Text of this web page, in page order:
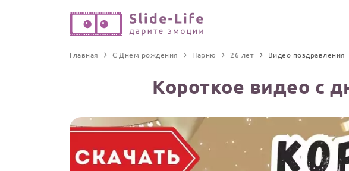
Главная С Днем рождения Парню 26 лет Видео поздравления
Короткое видео с